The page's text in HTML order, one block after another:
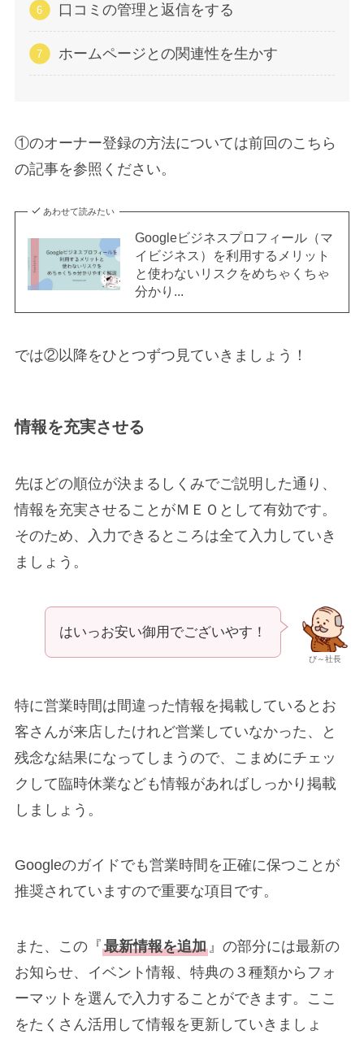
口コミの管理と返信をする
ホームページとの関連性を生かす
①のオーナー登録の方法については前回のこちら
の記事を参照ください。
あわせて読みたい
Googleビジネスプロフィール（マ
イビジネス）を利用するメリット
と使わないリスクをめちゃくちゃ
分かり...
では②以降をひとつずつ見ていきましょう！
情報を充実させる
先ほどの順位が決まるしくみでご説明した通り、
情報を充実させることがＭＥＯとして有効です。
そのため、入力できるところは全て入力していき
ましょう。
び～社長
はいっお安い御用でございやす！
特に営業時間は間違った情報を掲載しているとお
客さんが来店したけれど営業していなかった、と
残念な結果になってしまうので、こまめにチェッ
クして臨時休業なども情報があればしっかり掲載
しましょう。
Googleのガイドでも営業時間を正確に保つことが
推奨されていますので重要な項目です。
また、この『最新情報を追加』の部分には最新の
お知らせ、イベント情報、特典の３種類からフォ
ーマットを選んで入力することができます。ここ
をたくさん活用して情報を更新していきましょ